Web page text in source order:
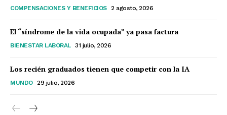
COMPENSACIONES Y BENEFICIOS 2 agosto, 2026
El “síndrome de la vida ocupada” ya pasa factura
BIENESTAR LABORAL 31 julio, 2026
Los recién graduados tienen que competir con la IA
MUNDO 29 julio, 2026